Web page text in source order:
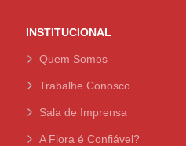
INSTITUCIONAL
Quem Somos
Trabalhe Conosco
Sala de Imprensa
A Flora é Confiável?